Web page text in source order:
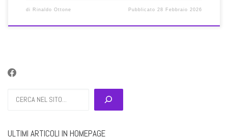
di Rinaldo Ottone Pubblicato28 Febbraio 2026
ULTIMI ARTICOLI IN HOMEPAGE